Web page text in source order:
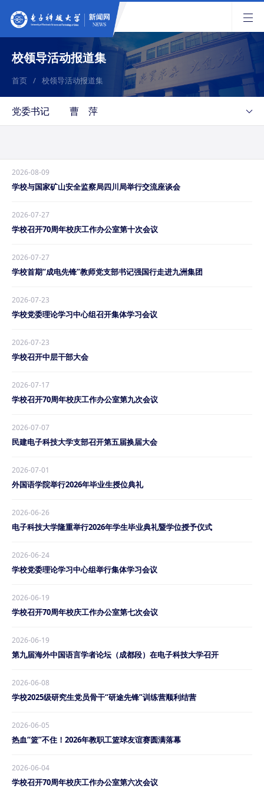
校领导活动报道集
首页 / 校领导活动报道集
党委书记 曹 萍
2026-08-09
学校与国家矿山安全监察局四川局举行交流座谈会
2026-07-27
学校召开70周年校庆工作办公室第十次会议
2026-07-27
学校首期“成电先锋”教师党支部书记强国行走进九洲集团
2026-07-23
学校党委理论学习中心组召开集体学习会议
2026-07-23
学校召开中层干部大会
2026-07-17
学校召开70周年校庆工作办公室第九次会议
2026-07-07
民建电子科技大学支部召开第五届换届大会
2026-07-01
外国语学院举行2026年毕业生授位典礼
2026-06-26
电子科技大学隆重举行2026年学生毕业典礼暨学位授予仪式
2026-06-24
学校党委理论学习中心组举行集体学习会议
2026-06-19
学校召开70周年校庆工作办公室第七次会议
2026-06-19
第九届海外中国语言学者论坛（成都段）在电子科技大学召开
2026-06-08
学校2025级研究生党员骨干“研途先锋”训练营顺利结营
2026-06-05
热血“篮”不住！2026年教职工篮球友谊赛圆满落幕
2026-06-04
学校召开70周年校庆工作办公室第六次会议